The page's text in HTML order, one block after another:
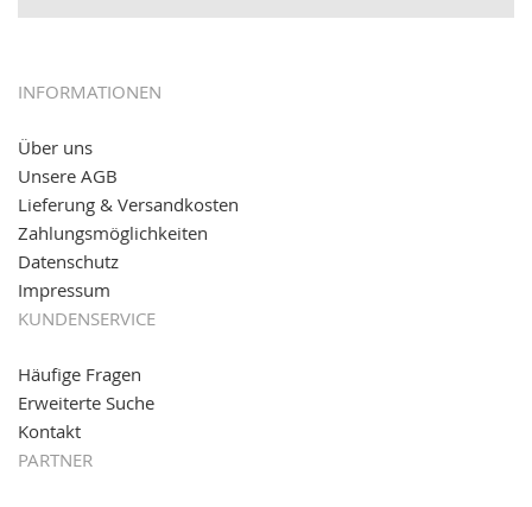
12.01.2017:JETZT NEU- giropay, SOFORT-Überweisung
05.09.2016: NEUE Topseller bei
11.08.2016: Gerade entsteht unser "neuer"
Partnershop
Online-Shop für einfaches Transportieren. Einfach
reinschauen...
INFORMATIONEN
Über uns
Unsere AGB
Lieferung & Versandkosten
Zahlungsmöglichkeiten
Datenschutz
Impressum
KUNDENSERVICE
Häufige Fragen
Erweiterte Suche
Kontakt
PARTNER